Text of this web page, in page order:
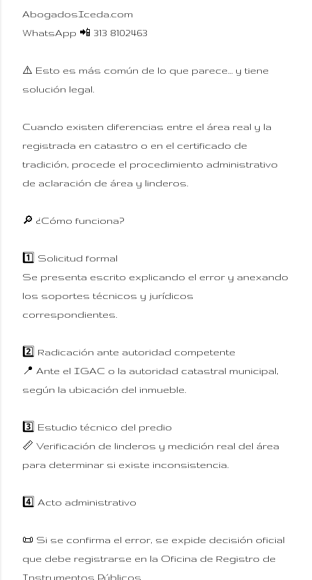
AbogadosIceda.com
WhatsApp 📲 313 8102463
⚠️ Esto es más común de lo que parece… y tiene
solución legal.
Cuando existen diferencias entre el área real y la
registrada en catastro o en el certificado de
tradición, procede el procedimiento administrativo
de aclaración de área y linderos.
🔎 ¿Cómo funciona?
1️⃣ Solicitud formal
Se presenta escrito explicando el error y anexando
los soportes técnicos y jurídicos
correspondientes.
2️⃣ Radicación ante autoridad competente
📍 Ante el IGAC o la autoridad catastral municipal,
según la ubicación del inmueble.
3️⃣ Estudio técnico del predio
📏 Verificación de linderos y medición real del área
para determinar si existe inconsistencia.
4️⃣ Acto administrativo
📜 Si se confirma el error, se expide decisión oficial
que debe registrarse en la Oficina de Registro de
Instrumentos Públicos.